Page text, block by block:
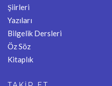
Şiirleri
Yazıları
Bilgelik Dersleri
Öz Söz
Kitaplık